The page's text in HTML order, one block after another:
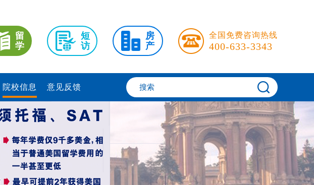
留
学
短
访
房
产
全国免费咨询热线
400-633-3343
院校信息 意见反馈